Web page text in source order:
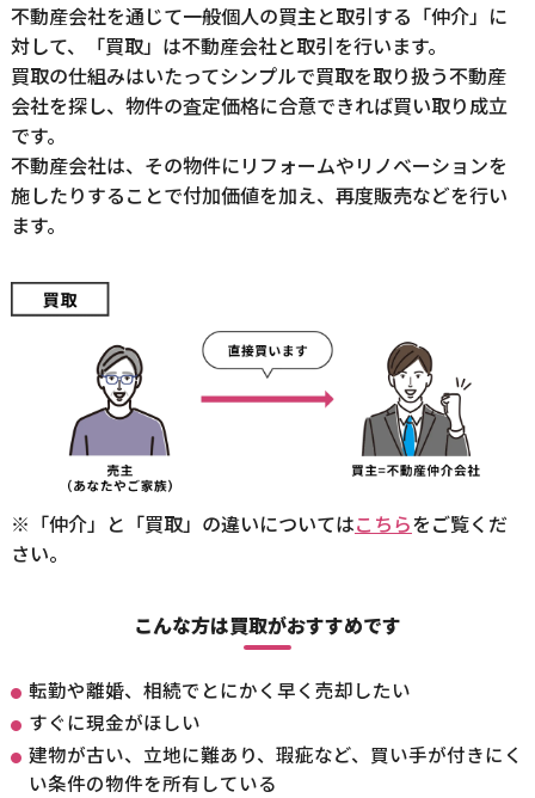
不動産会社を通じて一般個人の買主と取引する「仲介」に
対して、「買取」は不動産会社と取引を行います。
買取の仕組みはいたってシンプルで買取を取り扱う不動産
会社を探し、物件の査定価格に合意できれば買い取り成立
です。
不動産会社は、その物件にリフォームやリノベーションを
施したりすることで付加価値を加え、再度販売などを行い
ます。
※「仲介」と「買取」の違いについてはこちらをご覧くだ
さい。
こんな方は買取がおすすめです
転勤や離婚、相続でとにかく早く売却したい
すぐに現金がほしい
建物が古い、立地に難あり、瑕疵など、買い手が付きにく
い条件の物件を所有している